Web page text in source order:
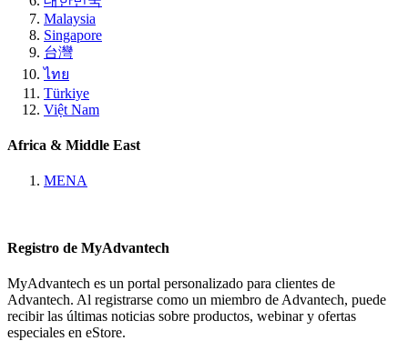
Malaysia
Singapore
台灣
ไทย
Türkiye
Việt Nam
Africa & Middle East
MENA
Registro de MyAdvantech
MyAdvantech es un portal personalizado para clientes de
Advantech. Al registrarse como un miembro de Advantech, puede
recibir las últimas noticias sobre productos, webinar y ofertas
especiales en eStore.